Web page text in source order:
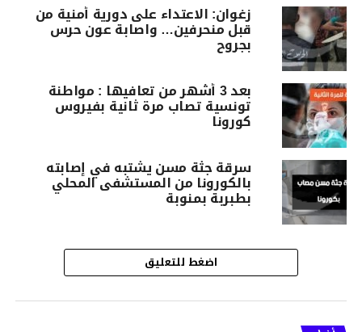
زغوان: الاعتداء على دورية أمنية من
قبل منحرفين… واصابة عون حرس
بجروح
بعد 3 أشهر من تعافيها : مواطنة
تونسية تصاب مرة ثانية بفيروس
كورونا
سرقة جثة مسن يشتبه في إصابته
بالكورونا من المستشفى المحلي
بطبربة بمنوبة
اضغط للتعليق